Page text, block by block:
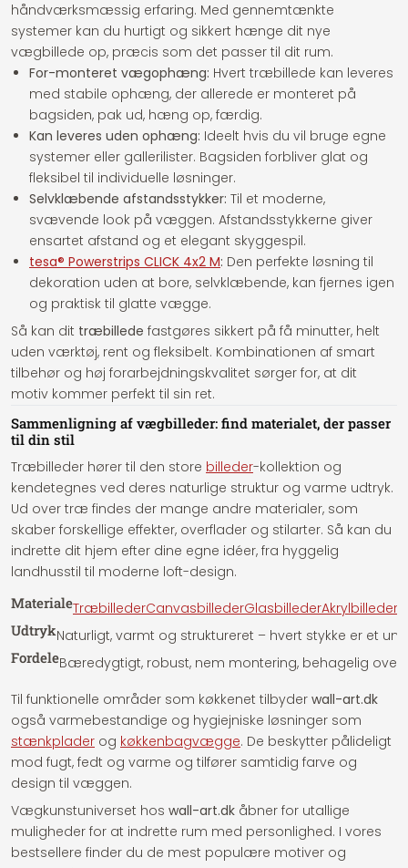
håndværksmæssig erfaring. Med gennemtænkte
systemer kan du hurtigt og sikkert hænge dit nye
vægbillede op, præcis som det passer til dit rum.
For-monteret vægophæng: Hvert træbillede kan leveres
med stabile ophæng, der allerede er monteret på
bagsiden, pak ud, hæng op, færdig.
Kan leveres uden ophæng: Ideelt hvis du vil bruge egne
systemer eller gallerilister. Bagsiden forbliver glat og
fleksibel til individuelle løsninger.
Selvklæbende afstandsstykker: Til et moderne,
svævende look på væggen. Afstandsstykkerne giver
ensartet afstand og et elegant skyggespil.
tesa® Powerstrips CLICK 4x2 M: Den perfekte løsning til
dekoration uden at bore, selvklæbende, kan fjernes igen
og praktisk til glatte vægge.
Så kan dit træbillede fastgøres sikkert på få minutter, helt
uden værktøj, rent og fleksibelt. Kombinationen af smart
tilbehør og høj forarbejdningskvalitet sørger for, at dit
motiv kommer perfekt til sin ret.
Sammenligning af vægbilleder: find materialet, der passer
til din stil
Træbilleder hører til den store billeder-kollektion og
kendetegnes ved deres naturlige struktur og varme udtryk.
Ud over træ findes der mange andre materialer, som
skaber forskellige effekter, overflader og stilarter. Så kan du
indrette dit hjem efter dine egne idéer, fra hyggelig
landhusstil til moderne loft-design.
MaterialeTræbillederCanvasbillederGlasbillederAkrylbilleder
UdtrykNaturligt, varmt og struktureret – hvert stykke er et
FordeleBæredygtigt, robust, nem montering, behagelig
Til funktionelle områder som køkkenet tilbyder wall-art.dk
også varmebestandige og hygiejniske løsninger som
stænkplader og køkkenbagvægge. De beskytter pålideligt
mod fugt, fedt og varme og tilfører samtidig farve og
design til væggen.
Vægkunstuniverset hos wall-art.dk åbner for utallige
muligheder for at indrette rum med personlighed. I vores
bestsellere finder du de mest populære motiver og